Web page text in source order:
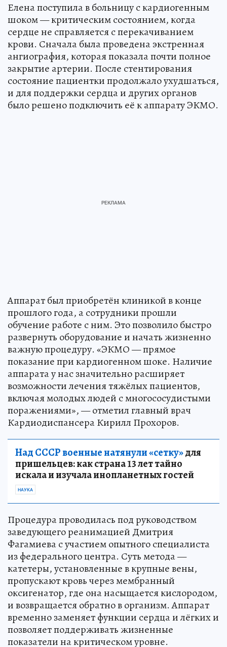
Елена поступила в больницу с кардиогенным
шоком — критическим состоянием, когда
сердце не справляется с перекачиванием
крови. Сначала была проведена экстренная
ангиография, которая показала почти полное
закрытие артерии. После стентирования
состояние пациентки продолжало ухудшаться,
и для поддержки сердца и других органов
было решено подключить её к аппарату ЭКМО.
Аппарат был приобретён клиникой в конце
прошлого года, а сотрудники прошли
обучение работе с ним. Это позволило быстро
развернуть оборудование и начать жизненно
важную процедуру. «ЭКМО — прямое
показание при кардиогенном шоке. Наличие
аппарата у нас значительно расширяет
возможности лечения тяжёлых пациентов,
включая молодых людей с многососудистыми
поражениями», — отметил главный врач
Кардиодиспансера Кирилл Прохоров.
Над СССР военные натянули «сетку»для
пришельцев: как страна 13 лет тайно
искала и изучала инопланетных гостей
НАУКА
Процедура проводилась под руководством
заведующего реанимацией Дмитрия
Фагамиева с участием опытного специалиста
из федерального центра. Суть метода —
катетеры, установленные в крупные вены,
пропускают кровь через мембранный
оксигенатор, где она насыщается кислородом,
и возвращается обратно в организм. Аппарат
временно заменяет функции сердца и лёгких и
позволяет поддерживать жизненные
показатели на критическом уровне.